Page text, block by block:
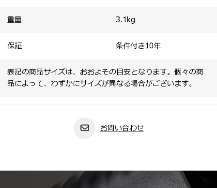
重量 3.1kg
保証 条件付き10年
表記の商品サイズは、おおよその目安となります。個々の商
品によって、わずかにサイズが異なる場合がございます。
お問い合わせ